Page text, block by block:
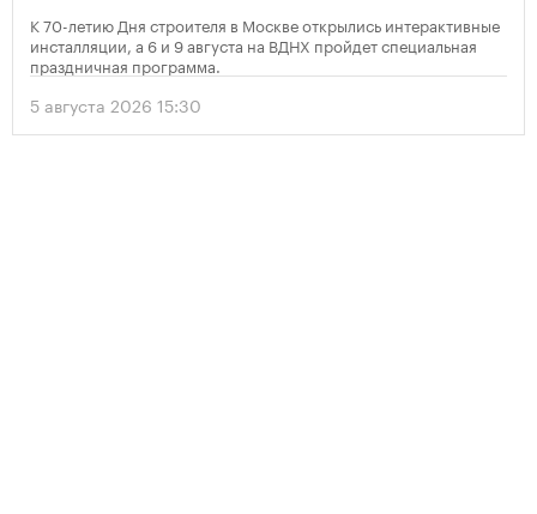
К 70-летию Дня строителя в Москве открылись интерактивные
инсталляции, а 6 и 9 августа на ВДНХ пройдет специальная
праздничная программа.
5 августа 2026 15:30